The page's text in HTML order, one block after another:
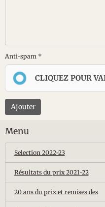
Anti-spam
CLIQUEZ POUR
Ajouter
Menu
Selection 2022-23
Résultats du prix 2021-22
20 ans du prix et remises des